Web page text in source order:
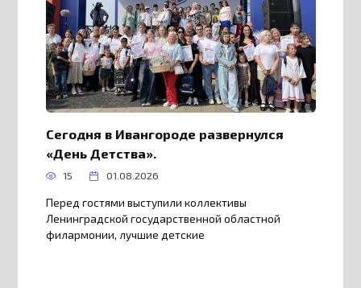
Сегодня в Ивангороде развернулся
«День Детства».
15 01.08.2026
Перед гостями выступили коллективы
Ленинградской государственной областной
филармонии, лучшие детские